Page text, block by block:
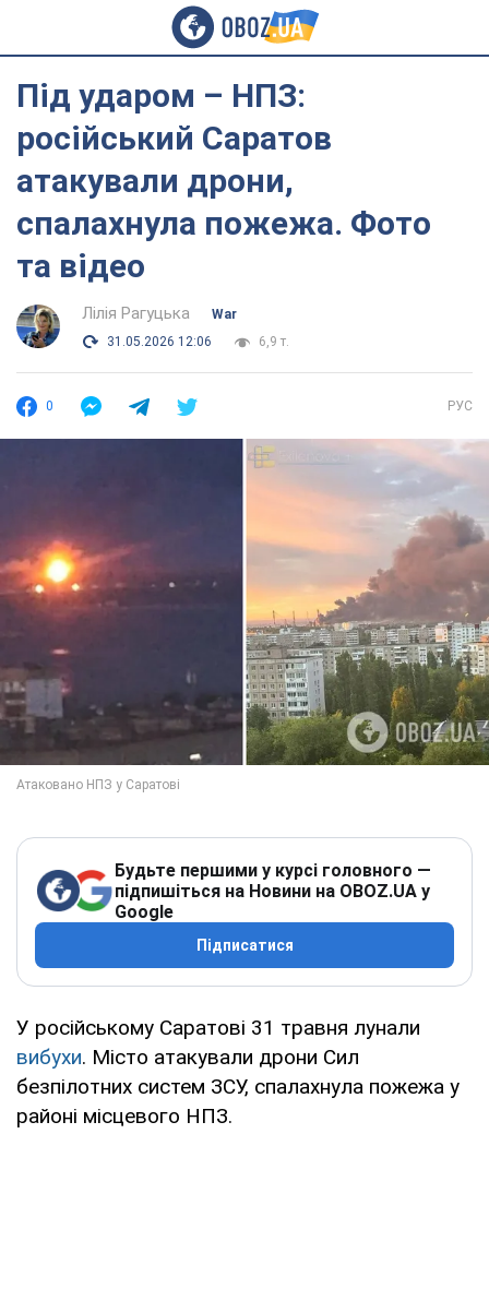
Під ударом – НПЗ:
російський Саратов
атакували дрони,
спалахнула пожежа. Фото
та відео
Лілія Рагуцька
War
31.05.2026 12:06
6,9 т.
0 РУС
Будьте першими у курсі головного —
підпишіться на Новини на OBOZ.UA у
Google
Підписатися
У російському Саратові 31 травня лунали
вибухи. Місто атакували дрони Сил
безпілотних систем ЗСУ, спалахнула пожежа у
районі місцевого НПЗ.